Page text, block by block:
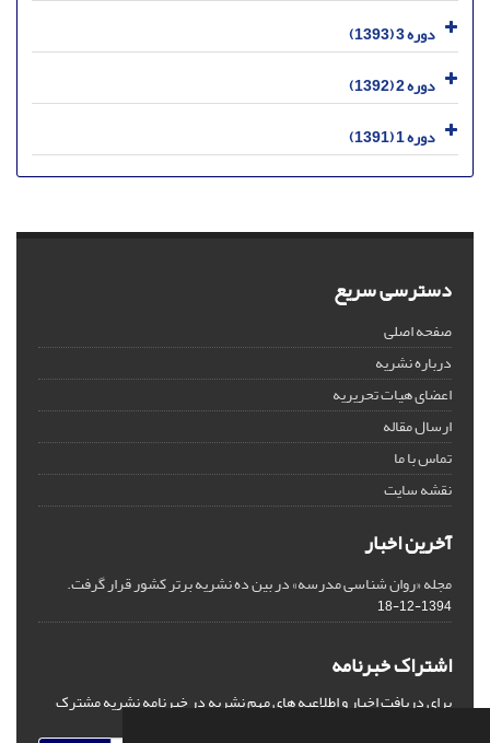
دوره 3 (1393)
دوره 2 (1392)
دوره 1 (1391)
دسترسی سریع
صفحه اصلی
درباره نشریه
اعضای هیات تحریریه
ارسال مقاله
تماس با ما
نقشه سایت
آخرین اخبار
مجله «روان شناسی مدرسه» در بین ده نشریه برتر کشور قرار گرفت.
1394-12-18
اشتراک خبرنامه
برای دریافت اخبار و اطلاعیه های مهم نشریه در خبرنامه نشریه مشترک